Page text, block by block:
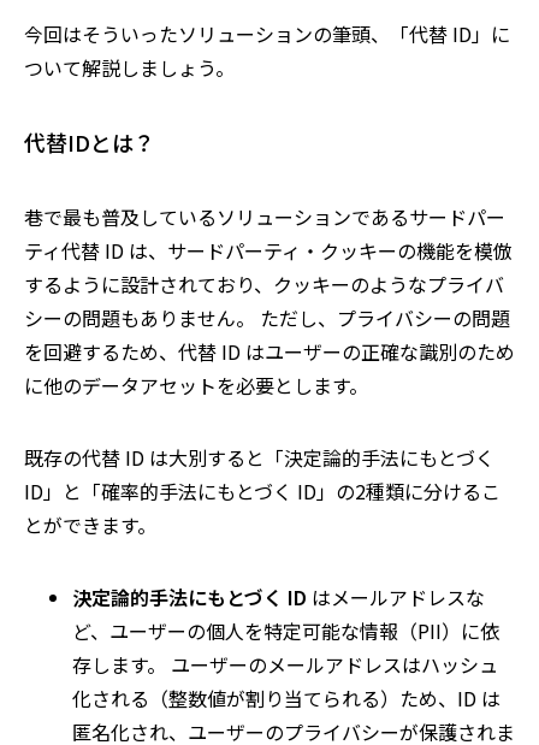
今回はそういったソリューションの筆頭、「代替 ID」に
ついて解説しましょう。
代替IDとは？
巷で最も普及しているソリューションであるサードパー
ティ代替 ID は、サードパーティ・クッキーの機能を模倣
するように設計されており、クッキーのようなプライバ
シーの問題もありません。 ただし、プライバシーの問題
を回避するため、代替 ID はユーザーの正確な識別のため
に他のデータアセットを必要とします。
既存の代替 ID は大別すると「決定論的手法にもとづく
ID」と「確率的手法にもとづく ID」の2種類に分けるこ
とができます。
決定論的手法にもとづく ID はメールアドレスな
ど、ユーザーの個人を特定可能な情報（PII）に依
存します。 ユーザーのメールアドレスはハッシュ
化される（整数値が割り当てられる）ため、ID は
匿名化され、ユーザーのプライバシーが保護されま